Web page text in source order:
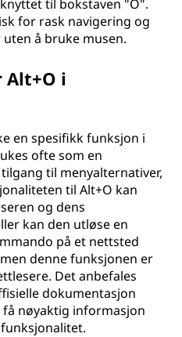
til bokstaven "O".
for rask navigering og
å bruke musen.
Alt+O i
en spesifikk funksjon i
ofte som en
til menyalternativer,
til Alt+O kan
og dens
kan den utløse en
på et nettsted
denne funksjonen er
Det anbefales
dokumentasjon
nøyaktig informasjon